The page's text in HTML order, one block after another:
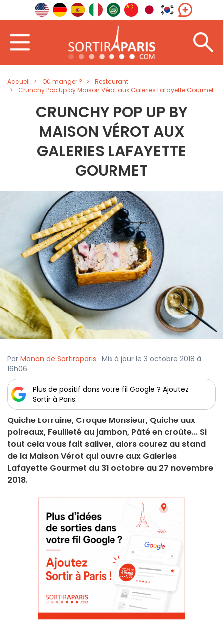
Accueil Où manger ?
Restaurant
Crunchy Pop Up by Maison Vérot aux Galeries Lafayette Gourmet
CRUNCHY POP UP BY
MAISON VÉROT AUX
GALERIES LAFAYETTE
GOURMET
Par Manon de Sortiraparis · Mis à jour le 3 octobre 2018 à
16h06
Plus de positif dans votre fil Google ? Ajoutez
Sortir à Paris.
Quiche Lorraine, Croque Monsieur, Quiche aux
poireaux, Feuilleté au jambon, Pâté en croûte... Si
tout cela vous fait saliver, alors courez au stand
de la Maison Vérot qui ouvre aux Galeries
Lafayette Gourmet du 31 octobre au 27 novembre
2018.